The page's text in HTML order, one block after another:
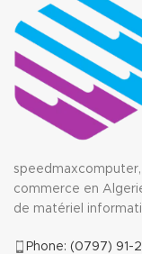
commerce en
de matériel
Phone: (0797) 91-